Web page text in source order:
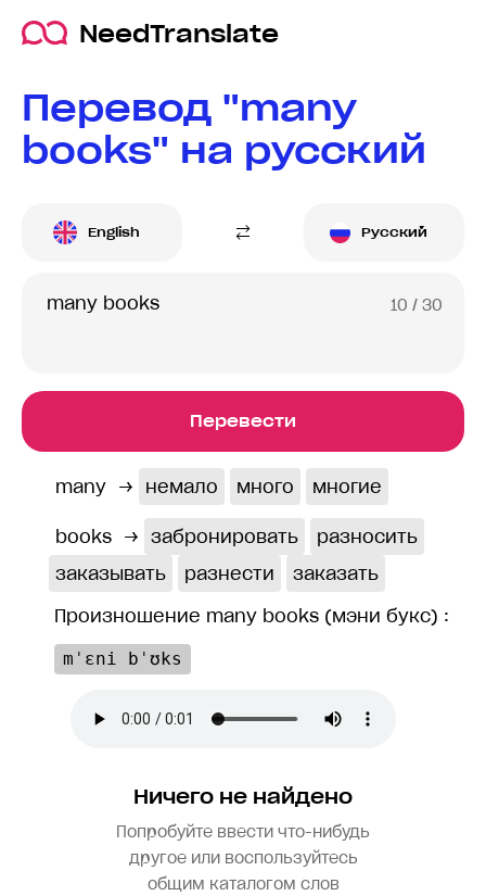
NeedTranslate
Перевод "many
books" на русский
English Русский
10 / 30
Перевести
many → немало много многие
books → забронировать
разносить
заказывать
разнести
заказать
Произношение many books (мэни букс) :
mˈɛni bˈʊks
Ничего не найдено
Попробуйте ввести что-нибудь
другое или воспользуйтесь
общим каталогом слов